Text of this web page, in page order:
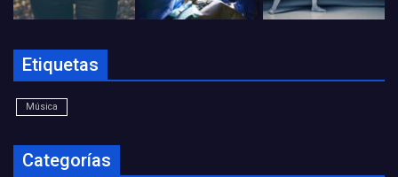
Etiquetas
Música
Categorías